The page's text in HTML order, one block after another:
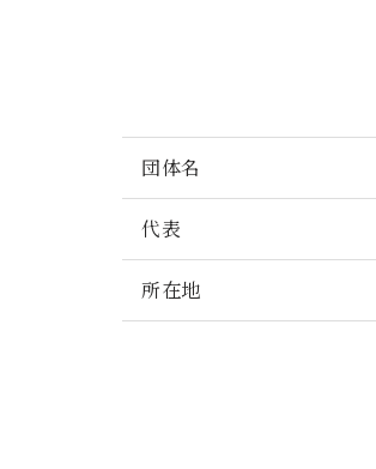
団体名
代表
所在地